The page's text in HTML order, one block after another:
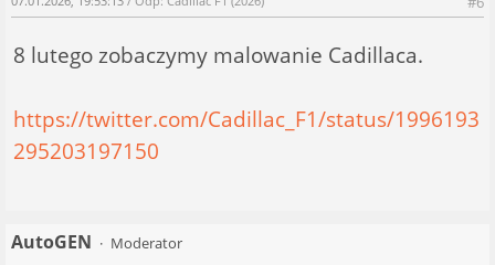
8 lutego zobaczymy malowanie Cadillaca.
https://twitter.com/Cadillac_F1/status/1996193
295203197150
AutoGEN
Moderator